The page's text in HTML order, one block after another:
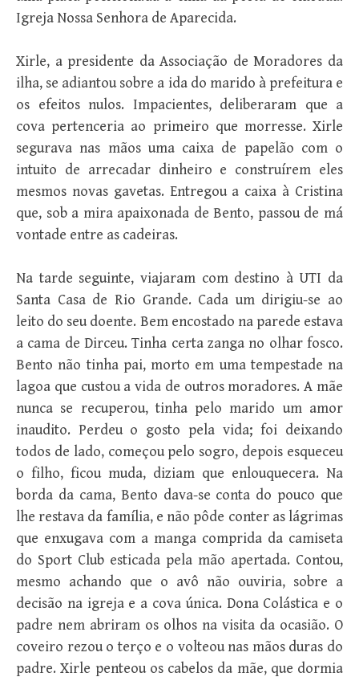
Igreja Nossa Senhora de Aparecida.
Xirle, a presidente da Associação de Moradores da
ilha, se adiantou sobre a ida do marido à prefeitura e
os efeitos nulos. Impacientes, deliberaram que a
cova pertenceria ao primeiro que morresse. Xirle
segurava nas mãos uma caixa de papelão com o
intuito de arrecadar dinheiro e construírem eles
mesmos novas gavetas. Entregou a caixa à Cristina
que, sob a mira apaixonada de Bento, passou de má
vontade entre as cadeiras.
Na tarde seguinte, viajaram com destino à UTI da
Santa Casa de Rio Grande. Cada um dirigiu-se ao
leito do seu doente. Bem encostado na parede estava
a cama de Dirceu. Tinha certa zanga no olhar fosco.
Bento não tinha pai, morto em uma tempestade na
lagoa que custou a vida de outros moradores. A mãe
nunca se recuperou, tinha pelo marido um amor
inaudito. Perdeu o gosto pela vida; foi deixando
todos de lado, começou pelo sogro, depois esqueceu
o filho, ficou muda, diziam que enlouquecera. Na
borda da cama, Bento dava-se conta do pouco que
lhe restava da família, e não pôde conter as lágrimas
que enxugava com a manga comprida da camiseta
do Sport Club esticada pela mão apertada. Contou,
mesmo achando que o avô não ouviria, sobre a
decisão na igreja e a cova única. Dona Colástica e o
padre nem abriram os olhos na visita da ocasião. O
coveiro rezou o terço e o volteou nas mãos duras do
padre. Xirle penteou os cabelos da mãe, que dormia